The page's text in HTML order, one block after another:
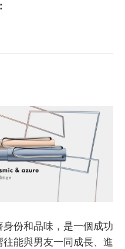
份和品味，是一個成功
能與男友一同成長、進